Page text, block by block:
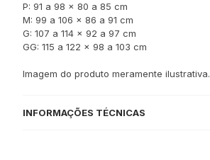
P: 91 a 98 x 80 a 85 cm
M: 99 a 106 x 86 a 91 cm
G: 107 a 114 x 92 a 97 cm
GG: 115 a 122 x 98 a 103 cm
Imagem do produto meramente ilustrativa.
INFORMAÇÕES TÉCNICAS